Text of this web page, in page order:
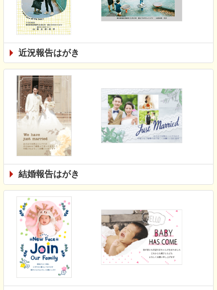
近況報告はがき
結婚報告はがき